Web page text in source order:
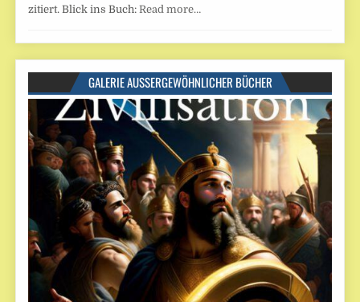
zitiert. Blick ins Buch: Read more…
GALERIE AUSSERGEWÖHNLICHER BÜCHER